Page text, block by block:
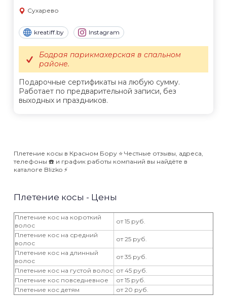
Сухарево
kreatiff.by Instagram
Подарочные сертификаты на любую сумму.
Работает по предварительной записи, без
выходных и праздников.
Бодрая парикмахерская в спальном
районе.
Плетение косы в Красном Бору ⭐️ Честные отзывы, адреса,
телефоны ☎️ и график работы компаний вы найдёте в
каталоге Blizko ⚡️
Плетение косы - Цены
Плетение кос на короткий
волос
от 15 руб.
Плетение кос на средний
волос
от 25 руб.
Плетение кос на длинный
волос
от 35 руб.
Плетение кос на густой волос от 45 руб.
Плетение кос повседневное
от 15 руб.
Плетение кос детям
от 20 руб.